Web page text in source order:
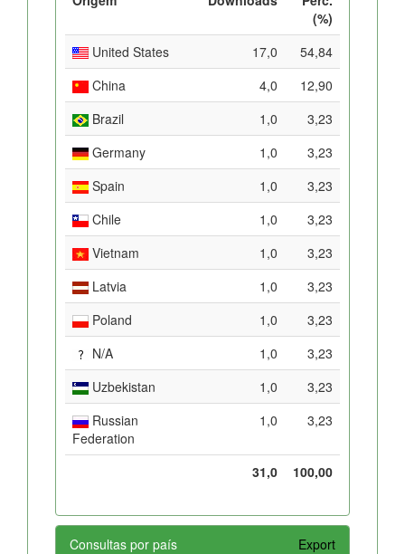
(%)
United States
17,0
54,84
China
4,0
12,90
Brazil
1,0
3,23
Germany
1,0
3,23
Spain
1,0
3,23
Chile
1,0
3,23
Vietnam
1,0
3,23
Latvia
1,0
3,23
Poland
1,0
3,23
N/A
1,0
3,23
Uzbekistan
1,0
3,23
Russian
Federation
1,0 3,23
31,0 100,00
Consultas por país Export